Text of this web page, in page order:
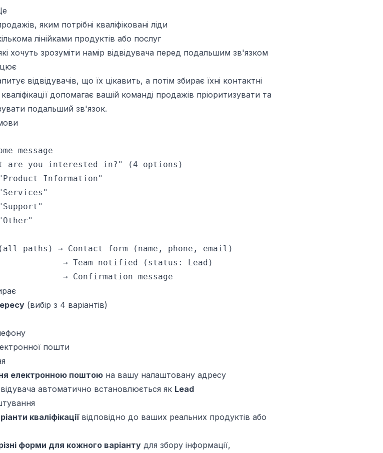
яким потрібні кваліфіковані ліди
лінійками продуктів або послуг
хочуть зрозуміти намір відвідувача перед подальшим зв'язком
відвідувачів, що їх цікавить, а потім збирає їхні контактні
допомагає вашій команді продажів пріоритизувати та
подальший зв'язок.
message
are you interested in?" (4 options)
Information"
paths) → Contact form (name, phone, email)
→ Team notified (status: Lead)
→ Confirmation message
(вибір з 4 варіантів)
пошти
електронною поштою на вашу налаштовану адресу
автоматично встановлюється як Lead
кваліфікаціївідповідно до ваших реальних продуктів або
форми для кожного варіанту для збору інформації,